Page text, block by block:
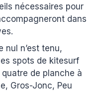
nécessaires pour
dans
nul n’est tenu,
spots de kitesurf
de planche à
Gros-Jonc, Peu